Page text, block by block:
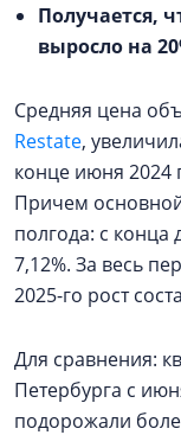
Получается,
выросло на
Средняя цена
Restate,
конце июня 2024
Причем
полгода: с конца
7,12%. За весь
2025-го рост
Для сравнения:
Петербурга с
подорожали